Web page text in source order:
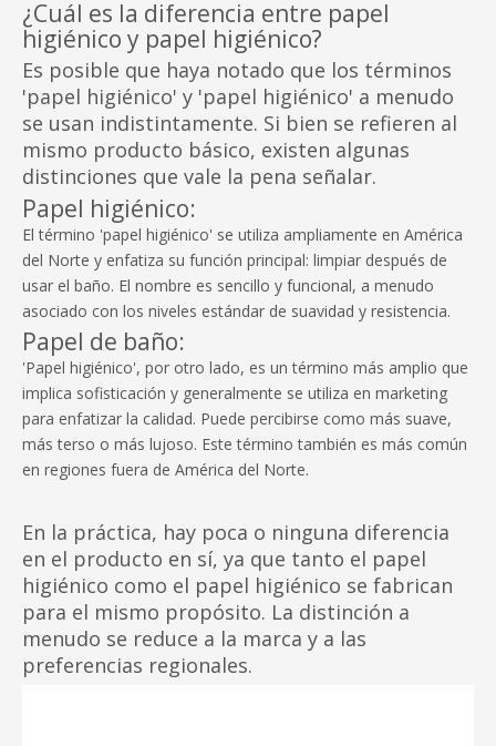
¿Cuál es la diferencia entre papel
higiénico y papel higiénico?
Es posible que haya notado que los términos
'papel higiénico' y 'papel higiénico' a menudo
se usan indistintamente. Si bien se refieren al
mismo producto básico, existen algunas
distinciones que vale la pena señalar.
Papel higiénico:
El término 'papel higiénico' se utiliza ampliamente en América
del Norte y enfatiza su función principal: limpiar después de
usar el baño. El nombre es sencillo y funcional, a menudo
asociado con los niveles estándar de suavidad y resistencia.
Papel de baño:
'Papel higiénico', por otro lado, es un término más amplio que
implica sofisticación y generalmente se utiliza en marketing
para enfatizar la calidad. Puede percibirse como más suave,
más terso o más lujoso. Este término también es más común
en regiones fuera de América del Norte.
En la práctica, hay poca o ninguna diferencia
en el producto en sí, ya que tanto el papel
higiénico como el papel higiénico se fabrican
para el mismo propósito. La distinción a
menudo se reduce a la marca y a las
preferencias regionales.